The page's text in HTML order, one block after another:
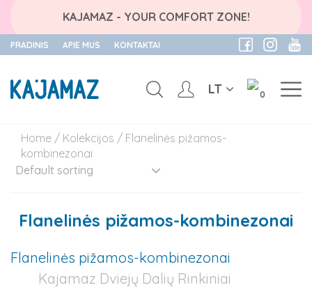
KAJAMAZ - YOUR COMFORT ZONE!
content
PRADINIS APIE MUS KONTAKTAI
0
LT
Home / Kolekcijos / Flanelinės pižamos-
kombinezonai
Flanelinės pižamos-kombinezonai
Flanelinės pižamos-kombinezonai
Kajamaz Dviejų Dalių Rinkiniai